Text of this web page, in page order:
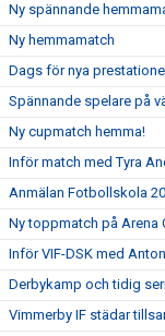
Ny spännande
Ny hemmamatch
Dags för nya
Spännande spelare på
Ny cupmatch hemma!
Inför match med Tyra
Anmälan Fotbollskola
Ny toppmatch på Arena
Inför VIF-DSK med
Derbykamp och tidig
Vimmerby IF städar